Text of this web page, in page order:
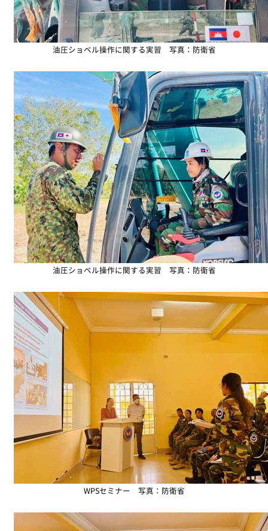
油圧ショベル操作に関する実習 写真：防衛省
油圧ショベル操作に関する実習 写真：防衛省
WPSセミナー 写真：防衛省